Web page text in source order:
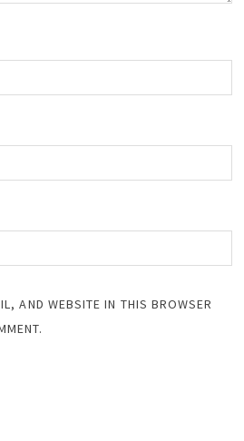
AND WEBSITE IN THIS BROWSER